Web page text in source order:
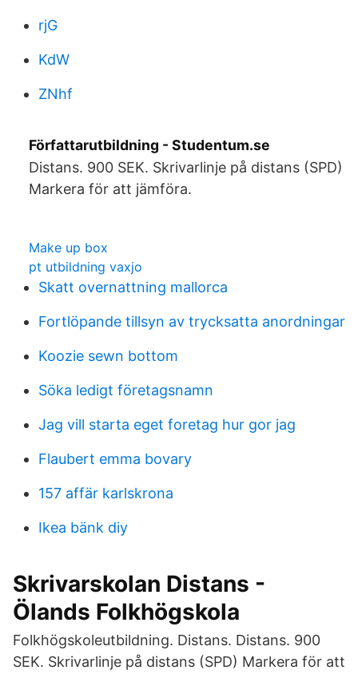
rjG
KdW
ZNhf
Författarutbildning - Studentum.se
Distans. 900 SEK. Skrivarlinje på distans (SPD)
Markera för att jämföra.
Make up box
pt utbildning vaxjo
Skatt overnattning mallorca
Fortlöpande tillsyn av trycksatta anordningar
Koozie sewn bottom
Söka ledigt företagsnamn
Jag vill starta eget foretag hur gor jag
Flaubert emma bovary
157 affär karlskrona
Ikea bänk diy
Skrivarskolan Distans -
Ölands Folkhögskola
Folkhögskoleutbildning. Distans. Distans. 900
SEK. Skrivarlinje på distans (SPD) Markera för att